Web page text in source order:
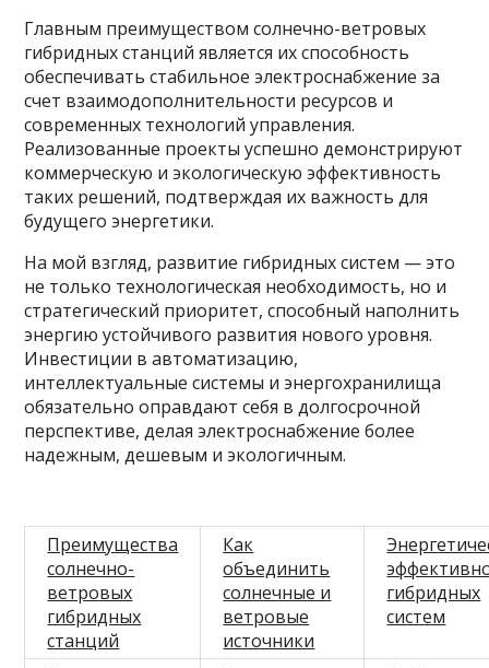
Главным преимуществом солнечно-ветровых
гибридных станций является их способность
обеспечивать стабильное электроснабжение за
счет взаимодополнительности ресурсов и
современных технологий управления.
Реализованные проекты успешно демонстрируют
коммерческую и экологическую эффективность
таких решений, подтверждая их важность для
будущего энергетики.
На мой взгляд, развитие гибридных систем — это
не только технологическая необходимость, но и
стратегический приоритет, способный наполнить
энергию устойчивого развития нового уровня.
Инвестиции в автоматизацию,
интеллектуальные системы и энергохранилища
обязательно оправдают себя в долгосрочной
перспективе, делая электроснабжение более
надежным, дешевым и экологичным.
Преимущества
солнечно-
ветровых
гибридных
станций
Как
объединить
солнечные и
ветровые
источники
гибридных
систем